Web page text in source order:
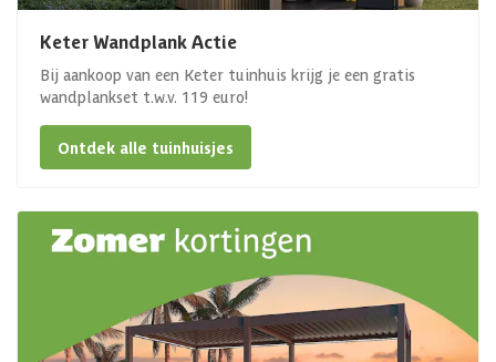
Keter Wandplank Actie
Bij aankoop van een Keter tuinhuis krijg je een gratis
wandplankset t.w.v. 119 euro!
Ontdek alle tuinhuisjes